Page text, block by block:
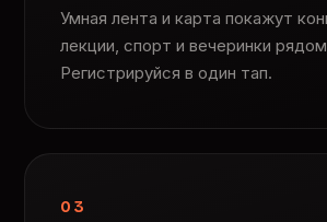
Умная лента и карта покажут
лекции, спорт и вечеринки
Регистрируйся в один тап.
03